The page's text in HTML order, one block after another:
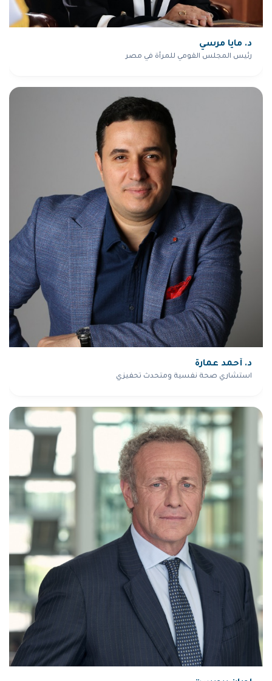
د. مايا مرسي
رئيس المجلس القومي للمرأة في مصر
د. أحمد عمارة
استشاري صحة نفسية ومتحدث تحفيزي